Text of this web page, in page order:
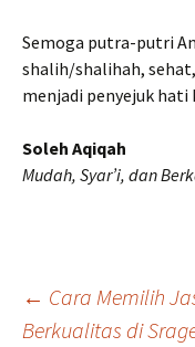
Semoga putra-putri
shalih/shalihah,
menjadi penyejuk hati
Soleh Aqiqah
Mudah, Syar’i, dan
Post
← Cara Memilih
Berkualitas di